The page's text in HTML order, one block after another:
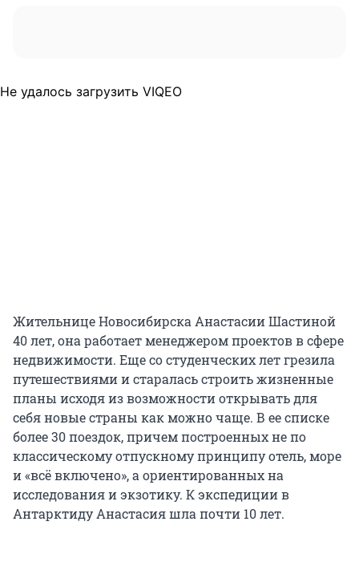
Не удалось загрузить VIQEO
Жительнице Новосибирска Анастасии Шастиной
40 лет, она работает менеджером проектов в сфере
недвижимости. Еще со студенческих лет грезила
путешествиями и старалась строить жизненные
планы исходя из возможности открывать для
себя новые страны как можно чаще. В ее списке
более 30 поездок, причем построенных не по
классическому отпускному принципу отель, море
и «всё включено», а ориентированных на
исследования и экзотику. К экспедиции в
Антарктиду Анастасия шла почти 10 лет.